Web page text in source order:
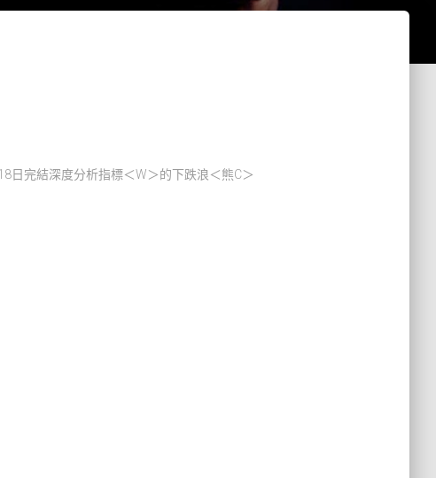
日完結深度分析指標＜W＞的下跌浪＜熊C＞